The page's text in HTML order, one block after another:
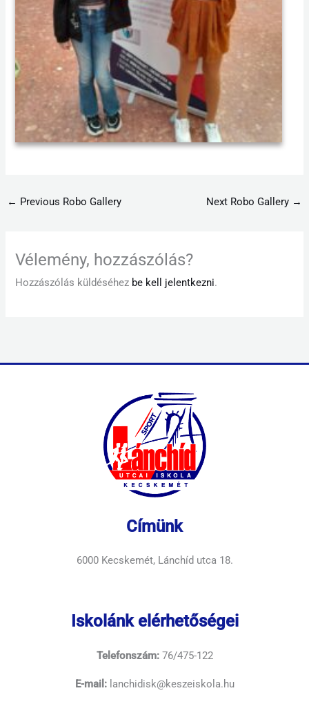
← Previous Robo Gallery Next Robo Gallery →
Vélemény, hozzászólás?
Hozzászólás küldéséhez be kell jelentkezni.
Címünk
6000 Kecskemét, Lánchíd utca 18.
Iskolánk elérhetőségei
Telefonszám:76/475-122
E-mail:lanchidisk@keszeiskola.hu